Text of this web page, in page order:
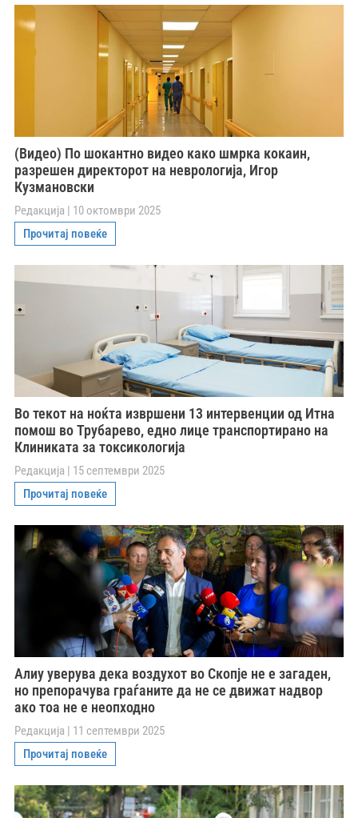
(Видео) По шокантно видео како шмрка кокаин,
разрешен директорот на неврологија, Игор
Кузмановски
Редакција
10 октомври 2025
Прочитај повеќе
Во текот на ноќта извршени 13 интервенции од Итна
помош во Трубарево, едно лице транспортирано на
Клиниката за токсикологија
Редакција
15 септември 2025
Прочитај повеќе
Алиу уверува дека воздухот во Скопје не е загаден,
но препорачува граѓаните да не се движат надвор
ако тоа не е неопходно
Редакција
11 септември 2025
Прочитај повеќе